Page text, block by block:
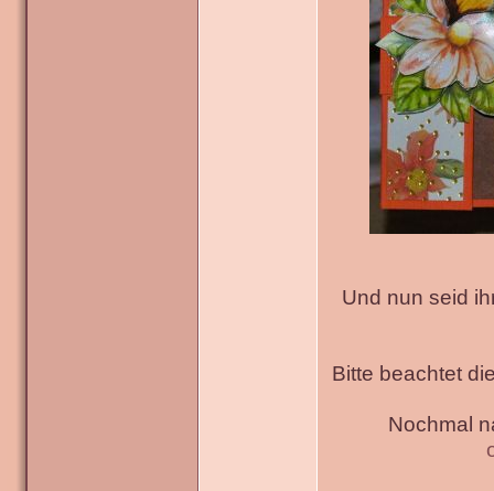
Und nun seid
Bitte beachtet
Nochmal